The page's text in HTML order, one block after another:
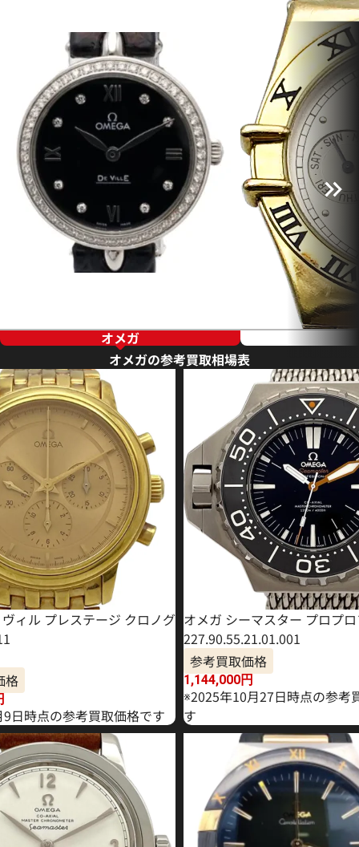
オメガ
オメガの参考買取相場表
ィル プレステージ クロノグ
格
日時点の参考買取価格です
オメガ シーマスター プロプ
227.90.55.21.01.001
参考買取価格
1,144,000円
※2025年10月27日時点の参考
す